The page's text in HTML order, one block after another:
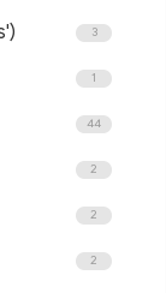
3
1
44
2
2
2